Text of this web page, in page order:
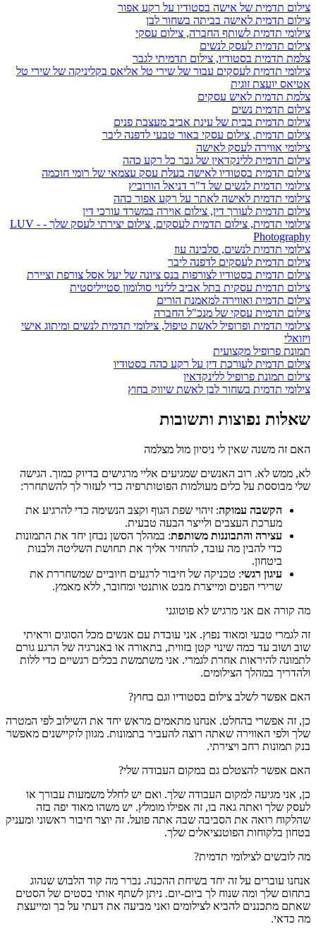
צילום תדמית של אישה בסטודיו על רקע אפור
צילום תדמית לאישה בביתה בשחור לבן
צילומי תדמית לשותף החברה, צילום עסקי
צילום תדמית לעסק לנשים
צלמת תדמית בסטודיו, צילום תדמיתי לגבר
צילומי תדמית לעסקים עבור של שירי טל אליאס בקליניקה של שירי טל
אטיאס יועצת זוגית
צלמת תדמית לאיש עסקים
צילום תדמית נשים
צילום תדמית בבית של עינת אביב מעצבת פנים
צילום תדמית, צילום עסקי באור טבעי לדפנה ליבר
צילומי אווירה לעסק לאישה
צילום תדמית ללינקדאין של גבר כל רקע כהה
צילום תדמית בסטודיו לאישה בעלת עסק עצמאי של רומי חוכמה
צילומי תדמית לנשים של ד"ר דניאל הורוביץ
צילומי תדמית לאישה לאתר על רקע אפור כהה
צילום תדמית לעורך דין, צילום אוירה במשרד עורכי דין
צילומי תדמית, צילום תדמית לעסקים, צילום יצירתי לעסק שלך - - LUV
Photography
צילומי תדמית לנשים, סלבינה עוז
צילום תדמית לעסקים לדפנה ליבר
צילום תדמית בסטודיו לצורפות בנס ציונה של יעל אסל צורפת וציירת
צילום תדמית עסקית בתל אביב ללינוי סולומון סטייליסטית
צילום תדמית ואווירה למאמנת הורים
צילום תדמית עסקי של מנכ"ל החברה
צילומי תדמית ופרופיל לאשת טיפול, צילומי תדמית לנשים ומיתוג אישי
ויזואלי
תמונת פרופיל מקצועית
צילום תדמית לעורכת דין על רקע כהה בסטודיו
צילום תמונת פרופיל ללינקדאין
צילומי תדמית בשחור לבן לאשת שיווק בחוץ
שאלות נפוצות ותשובות
האם זה משנה שאין לי ניסיון מול מצלמה
לא, ממש לא. רוב האנשים שמגיעים אליי מרגישים בדיוק כמוך. הגישה
שלי מבוססת על כלים מעולמות הפוטותרפיה כדי לעזור לך להשתחרר:
הקשבה עמוקה: זיהוי שפת הגוף וקצב הנשימה כדי להרגיע את
מערכת העצבים ולייצר הבעה טבעית.
עצירה והתבוננות משותפת: במהלך הסשן נבחן יחד את התמונות
כדי להבין מה עובד, להחזיר אליך את תחושת השליטה ולבנות
ביטחון.
עיגון רגשי: טכניקה של חיבור לרגעים חיוביים שמשחררת את
שרירי הפנים ומייצרת מבט אותנטי ומחובר, ללא מאמץ.
מה קורה אם אני מרגיש לא פוטוגני
זה לגמרי טבעי ומאוד נפוץ. אני עובדת עם אנשים מכל הסוגים וראיתי
שוב ושוב עד כמה שינוי קטן בזווית, בתאורה או באנרגיה של הרגע גורם
לתמונה להיראות אחרת לגמרי. אני משתמשת בכלים רגשיים כדי ללות
ולהדריך במהלך הצילומים.
האם אפשר לשלב צילום בסטודיו וגם בחוץ?
כן, זה אפשרי בהחלט. אנחנו מתאמים מראש יחד את השילוב לפי המטרה
שלך ולפי האווירה שאתה רוצה להעביר בתמונות. מגוון לוקיישנים מאפשר
בנק תמונות רחב ויצירתי.
האם אפשר להצטלם גם במקום העבודה שלי?
כן, אני מגיעה למקום העבודה שלך. ואם יש לחלל משמעות עבורך או
לעסק שלך ואתה גאה בו, זה אפילו מומלץ. יש משהו מאוד יפה בזה
שהלקוח רואה את הסביבה שבה אתה פועל. זה יוצר חיבור ראשוני ומעניק
בטחון בלקוחות הפוטנציאלים שלך.
מה לובשים לצילומי תדמית?
אנחנו עוברים על זה יחד בשיחת ההכנה. נברר מה קוד הלבוש שנהוג
בתחום שלך ומה שנוח לך ביום-יום. ניתן לשתף אותי בסטים של הסטים
שאתם מתכננים להביא לצילומים ואני מביעה את דעתי על כך ומייעצת
מה כדאי.